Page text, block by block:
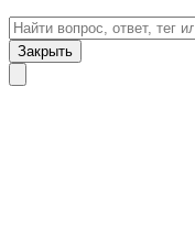
Закрыть